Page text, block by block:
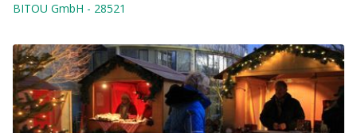
BITOU GmbH - 28521